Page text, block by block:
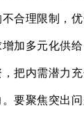
合理限制，
加多元化供给
把内需潜力
要聚焦突出